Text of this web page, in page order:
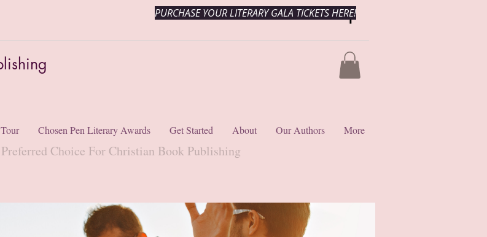
PURCHASE YOUR LITERARY GALA TICKETS HERE!
Chosen Pen Literary Awards Get Started About Our Authors More
Choice For Christian Book Publishing